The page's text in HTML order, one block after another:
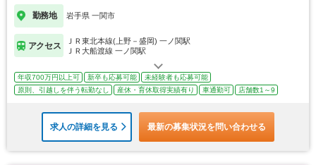
勤務地 岩手県 一関市
アクセス
ＪＲ東北本線(上野－盛岡) 一ノ関駅
ＪＲ大船渡線 一ノ関駅
年収700万円以上可 新卒も応募可能
未経験者も応募可能
原則、引越しを伴う転勤なし
産休・育休取得実績有り 車通勤可 店舗数1～9
求人の詳細を見る 最新の募集状況を問い合わせる